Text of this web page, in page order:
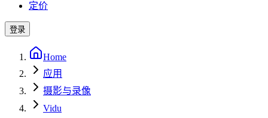
定价
登录
Home
应用
摄影与录像
Vidu